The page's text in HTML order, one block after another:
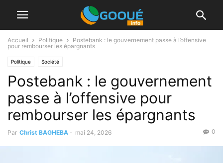
Accueil Politique
Postebank : le gouvernement passe à l’offensive
pour rembourser les épargnants
Politique Société
Postebank : le gouvernement
passe à l’offensive pour
rembourser les épargnants
Par Christ BAGHEBA - mai 24, 2026 0